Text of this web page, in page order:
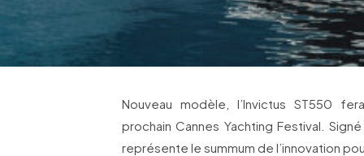
Nouveau modèle, l’Invictus ST550
prochain Cannes Yachting Festival.
représente le summum de l’innovation